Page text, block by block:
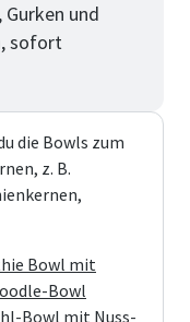
und
sofort
die Bowls zum
z. B.
Bowl mit
Bowl
Bowl mit Nuss-